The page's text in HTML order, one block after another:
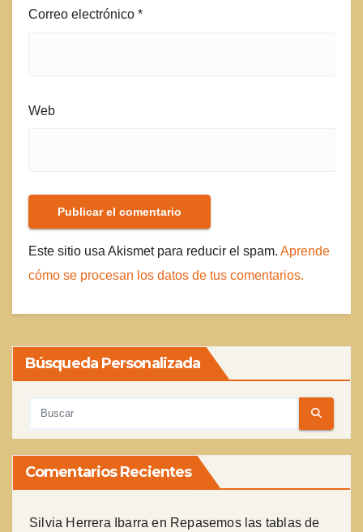
Correo electrónico *
Web
Este sitio usa Akismet para reducir el spam. Aprende
cómo se procesan los datos de tus comentarios.
Búsqueda Personalizada
Comentarios Recientes
Silvia Herrera Ibarra en Repasemos las tablas de